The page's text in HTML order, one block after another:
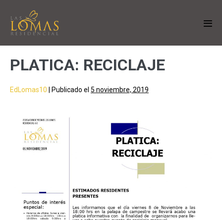
PLATICA: RECICLAJE
EdLomas10 | Publicado el 5 noviembre, 2019